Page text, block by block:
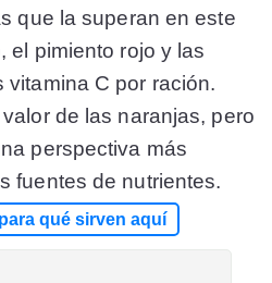
que la superan en este
el pimiento rojo y las
C por ración.
de las naranjas, pero
perspectiva más
fuentes de nutrientes.
qué sirven aquí